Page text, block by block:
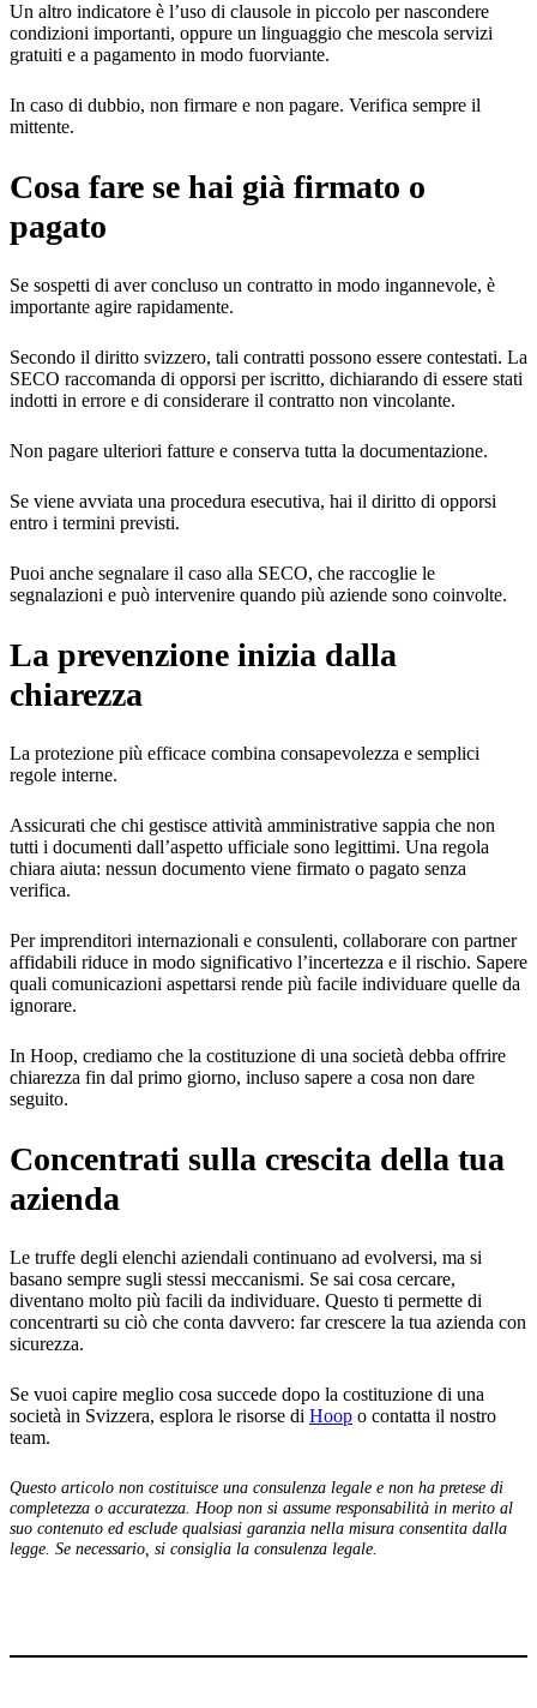
Un altro indicatore è l’uso di clausole in piccolo per nascondere
condizioni importanti, oppure un linguaggio che mescola servizi
gratuiti e a pagamento in modo fuorviante.
In caso di dubbio, non firmare e non pagare. Verifica sempre il
mittente.
Cosa fare se hai già firmato o
pagato
Se sospetti di aver concluso un contratto in modo ingannevole, è
importante agire rapidamente.
Secondo il diritto svizzero, tali contratti possono essere contestati. La
SECO raccomanda di opporsi per iscritto, dichiarando di essere stati
indotti in errore e di considerare il contratto non vincolante.
Non pagare ulteriori fatture e conserva tutta la documentazione.
Se viene avviata una procedura esecutiva, hai il diritto di opporsi
entro i termini previsti.
Puoi anche segnalare il caso alla SECO, che raccoglie le
segnalazioni e può intervenire quando più aziende sono coinvolte.
La prevenzione inizia dalla
chiarezza
La protezione più efficace combina consapevolezza e semplici
regole interne.
Assicurati che chi gestisce attività amministrative sappia che non
tutti i documenti dall’aspetto ufficiale sono legittimi. Una regola
chiara aiuta: nessun documento viene firmato o pagato senza
verifica.
Per imprenditori internazionali e consulenti, collaborare con partner
affidabili riduce in modo significativo l’incertezza e il rischio. Sapere
quali comunicazioni aspettarsi rende più facile individuare quelle da
ignorare.
In Hoop, crediamo che la costituzione di una società debba offrire
chiarezza fin dal primo giorno, incluso sapere a cosa non dare
seguito.
Concentrati sulla crescita della tua
azienda
Le truffe degli elenchi aziendali continuano ad evolversi, ma si
basano sempre sugli stessi meccanismi. Se sai cosa cercare,
diventano molto più facili da individuare. Questo ti permette di
concentrarti su ciò che conta davvero: far crescere la tua azienda con
sicurezza.
Se vuoi capire meglio cosa succede dopo la costituzione di una
società in Svizzera, esplora le risorse di Hoop o contatta il nostro
team.
Questo articolo non costituisce una consulenza legale e non ha pretese di
completezza o accuratezza. Hoop non si assume responsabilità in merito al
suo contenuto ed esclude qualsiasi garanzia nella misura consentita dalla
legge. Se necessario, si consiglia la consulenza legale.